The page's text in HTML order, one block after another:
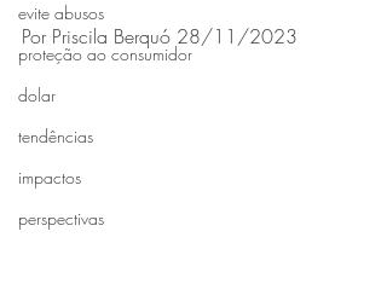
evite abusos
proteção ao consumidor
dolar
tendências
impactos
perspectivas
Por Priscila Berquó 28/11/2023